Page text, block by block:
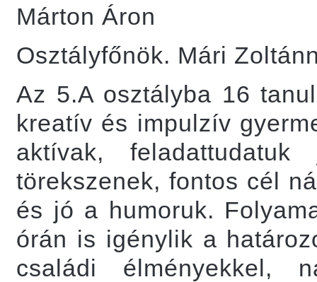
Márton Áron
Osztályfőnök. Mári
Az 5.A osztályba 16
kreatív és impulzív
aktívak, feladattudatuk
törekszenek, fontos cél
és jó a humoruk.
órán is igénylik a
családi élményekkel,